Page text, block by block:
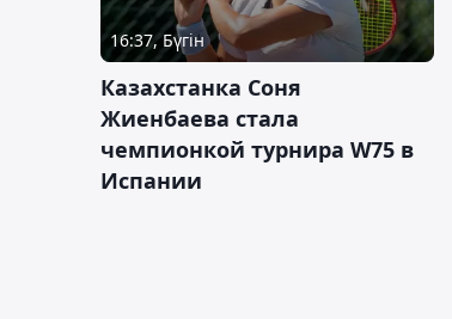
16:37, Бүгін
Казахстанка Соня
Жиенбаева стала
чемпионкой турнира W75 в
Испании